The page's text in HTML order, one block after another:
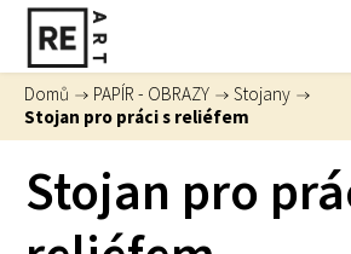
Domů / PAPÍR - OBRAZY / Stojany /
Stojan pro práci s reliéfem
Stojan pro